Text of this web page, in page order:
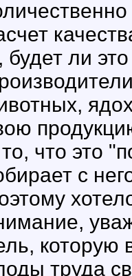
будет ли
что это
с
которую
труда